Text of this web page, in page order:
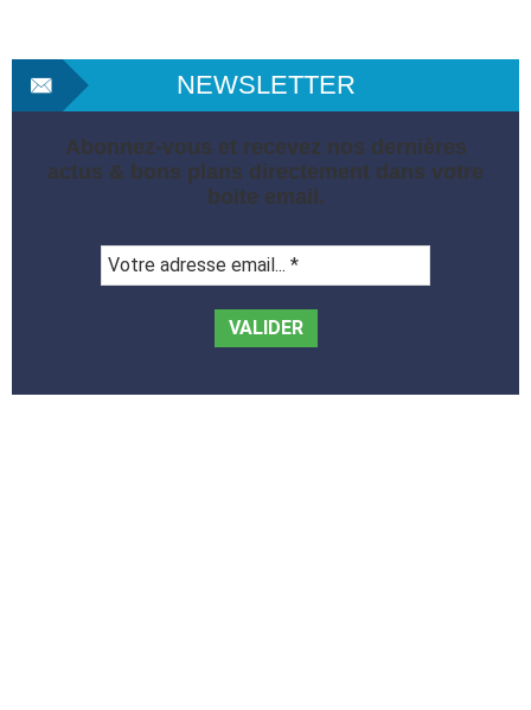
NEWSLETTER
Abonnez-vous et recevez nos dernières
actus & bons plans directement dans votre
boite email.
adresse